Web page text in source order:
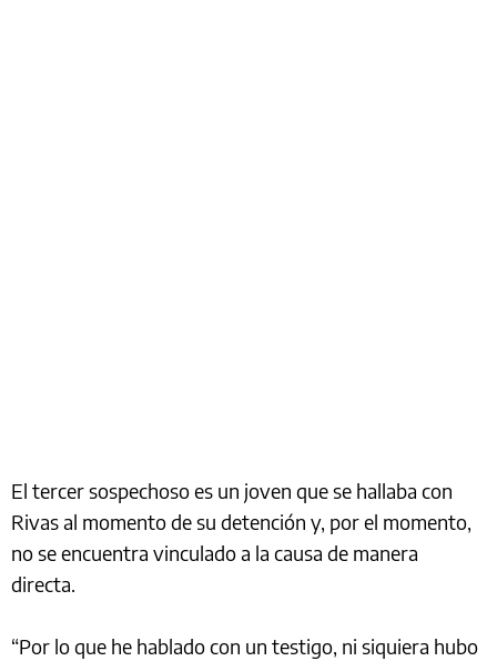
El tercer sospechoso es un joven que se hallaba con
Rivas al momento de su detención y, por el momento,
no se encuentra vinculado a la causa de manera
directa.
“Por lo que he hablado con un testigo, ni siquiera hubo